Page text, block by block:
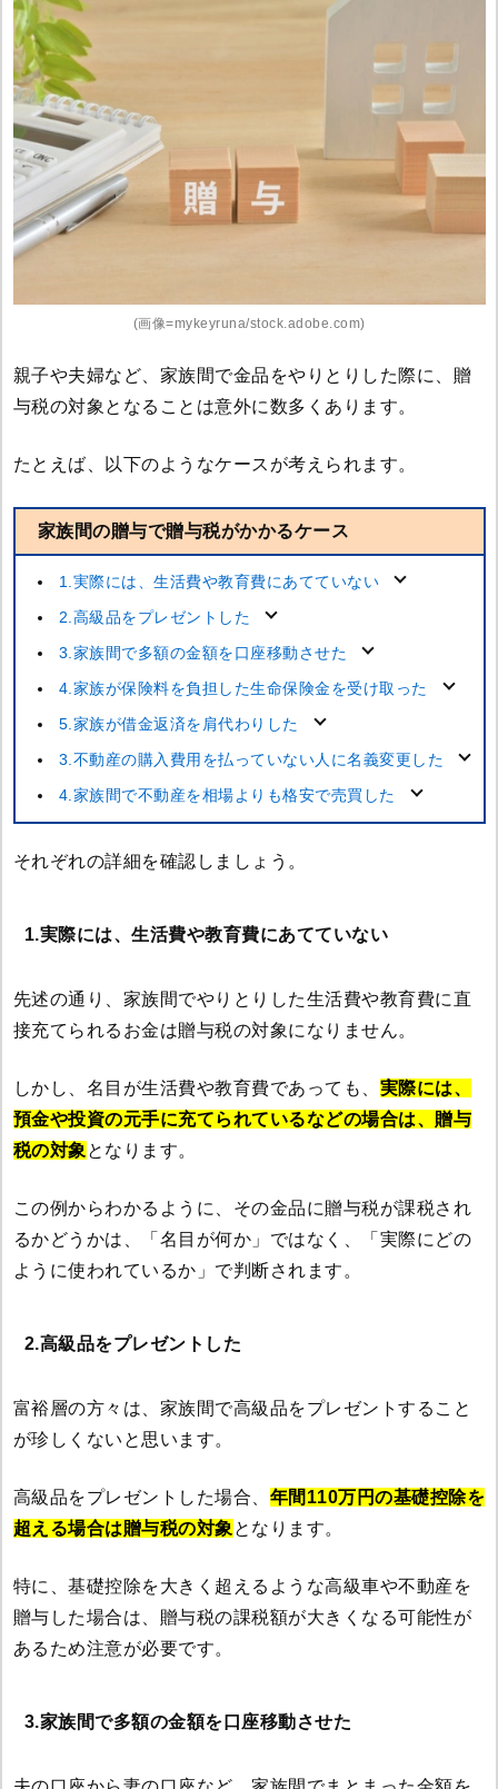
(画像=mykeyruna/stock.adobe.com)
親子や夫婦など、家族間で金品をやりとりした際に、贈
与税の対象となることは意外に数多くあります。
たとえば、以下のようなケースが考えられます。
家族間の贈与で贈与税がかかるケース
1.実際には、生活費や教育費にあてていない
2.高級品をプレゼントした
3.家族間で多額の金額を口座移動させた
4.家族が保険料を負担した生命保険金を受け取った
5.家族が借金返済を肩代わりした
3.不動産の購入費用を払っていない人に名義変更した
4.家族間で不動産を相場よりも格安で売買した
それぞれの詳細を確認しましょう。
1.実際には、生活費や教育費にあてていない
先述の通り、家族間でやりとりした生活費や教育費に直
接充てられるお金は贈与税の対象になりません。
しかし、名目が生活費や教育費であっても、 実際には、
預金や投資の元手に充てられているなどの場合は、贈与
税の対象 となります。
この例からわかるように、その金品に贈与税が課税され
るかどうかは、「名目が何か」ではなく、「実際にどの
ように使われているか」で判断されます。
2.高級品をプレゼントした
富裕層の方々は、家族間で高級品をプレゼントすること
が珍しくないと思います。
高級品をプレゼントした場合、 年間110万円の基礎控除を
超える場合は贈与税の対象 となります。
特に、基礎控除を大きく超えるような高級車や不動産を
贈与した場合は、贈与税の課税額が大きくなる可能性が
あるため注意が必要です。
3.家族間で多額の金額を口座移動させた